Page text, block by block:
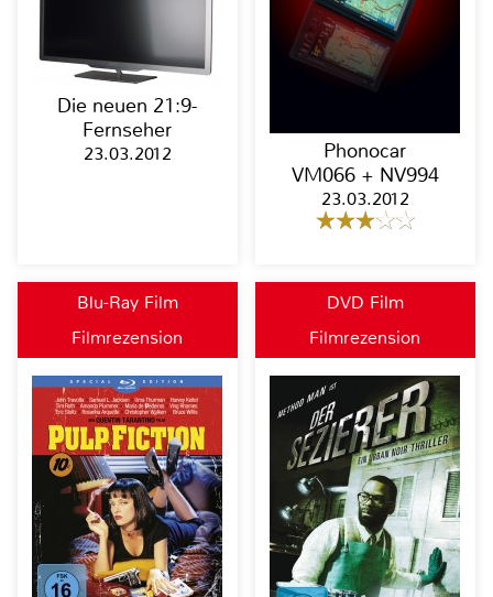
Die neuen 21:9-
Fernseher
23.03.2012
Phonocar
VM066 + NV994
23.03.2012
Blu-Ray Film
Filmrezension
DVD Film
Filmrezension